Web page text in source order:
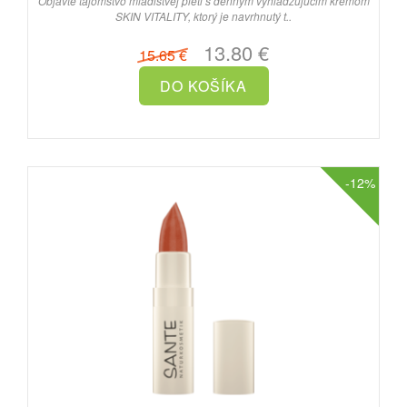
SKIN VITALITY, ktorý je navrhnutý t..
15.65 €13.80 €
-12%